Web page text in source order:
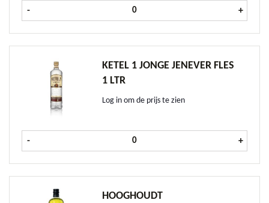
- Bols Zeer Oude Genever kruik 1
+
KETEL 1 JONGE JENEVER FLES
1 LTR
Log in om de prijs te zien
- Ketel 1 Jonge Jenever fles 1 ltr
+
HOOGHOUDT